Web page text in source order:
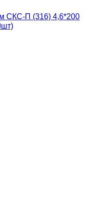
СКС-П (316) 4,6*200